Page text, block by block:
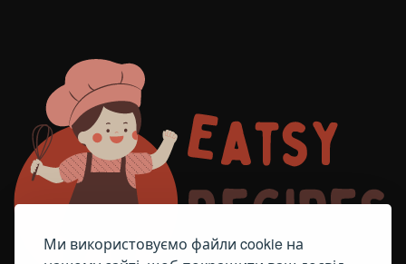
Ми використовуємо файли cookie на